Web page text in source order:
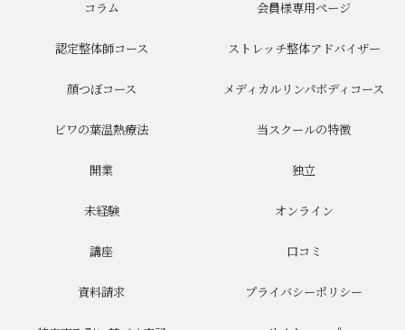
コラム 会員様専用ページ
認定整体師コース ストレッチ整体アドバイザー
顔つぼコース メディカルリンパボディコース
ビワの葉温熱療法 当スクールの特徴
開業 独立
未経験 オンライン
講座 口コミ
資料請求 プライバシーポリシー